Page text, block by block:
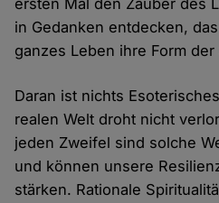
ersten Mal den Zauber des
in Gedanken entdecken,
ganzes Leben ihre Form
Daran ist nichts
realen Welt droht nicht
jeden Zweifel sind solche
und können unsere
stärken. Rationale